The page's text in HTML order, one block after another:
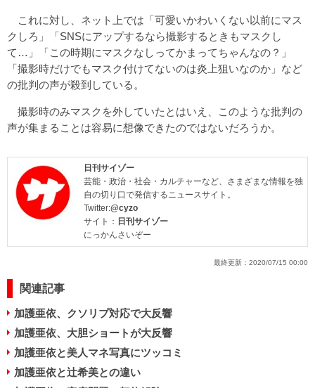
これに対し、ネット上では「可愛いかわいくない以前にマス
クしろ」「SNSにアップするなら撮影するときもマスクし
て…」「この時期にマスクなしってかまってちゃんなの？」
「撮影時だけでもマスク付けてないのは炎上狙いなのか」など
の批判の声が殺到している。
撮影時のみマスクを外していたとはいえ、このような批判の
声が集まることは容易に想像できたのではないだろうか。
日刊サイゾー
芸能・政治・社会・カルチャーなど、さまざまな情報を独
自の切り口で発信するニュースサイト。
Twitter:@cyzo
サイト： 日刊サイゾー
にっかんさいぞー
最終更新： 2020/07/15 00:00
関連記事
加護亜依、クソリプ対応で大反響
加護亜依、大胆ショートが大反響
加護亜依と美人マネ写真にツッコミ
加護亜依と辻希美との違い